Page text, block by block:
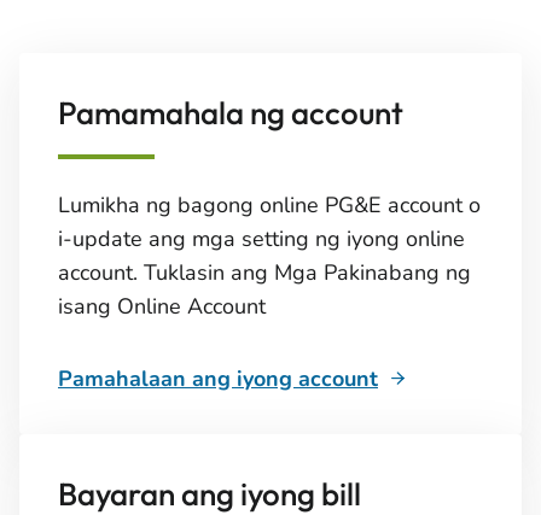
Pamamahala ng account
Lumikha ng bagong online PG&E account o
i-update ang mga setting ng iyong online
account. Tuklasin ang Mga Pakinabang ng
isang Online Account
Pamahalaan ang iyong account
Bayaran ang iyong bill